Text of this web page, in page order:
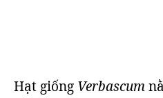
Hạt giống Verbascum